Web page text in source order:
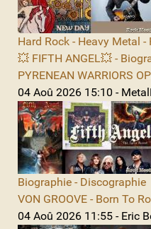
Hard Rock - Heavy Metal
💥 FIFTH ANGEL💥 -
PYRENEAN WARRIORS
04 Aoû 2026 15:10 -
Biographie - Discographie
VON GROOVE - Born To
04 Aoû 2026 11:55 - Eric